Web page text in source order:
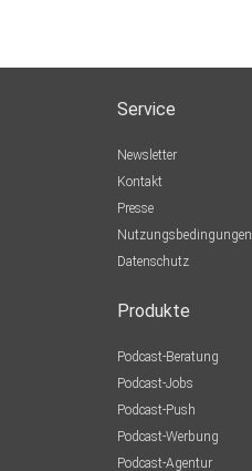
Service
Newsletter
Kontakt
Presse
Nutzungsbedingungen
Datenschutz
Produkte
Podcast-Beratung
Podcast-Jobs
Podcast-Push
Podcast-Werbung
Podcast-Agentur